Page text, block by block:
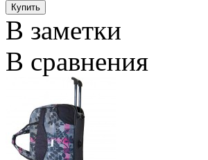
В заметки
В сравнения